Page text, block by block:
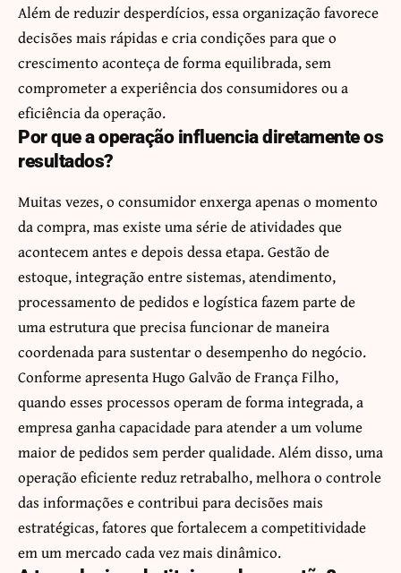
Além de reduzir desperdícios, essa organização favorece
decisões mais rápidas e cria condições para que o
crescimento aconteça de forma equilibrada, sem
comprometer a experiência dos consumidores ou a
eficiência da operação.
Por que a operação influencia diretamente os
resultados?
Muitas vezes, o consumidor enxerga apenas o momento
da compra, mas existe uma série de atividades que
acontecem antes e depois dessa etapa. Gestão de
estoque, integração entre sistemas, atendimento,
processamento de pedidos e logística fazem parte de
uma estrutura que precisa funcionar de maneira
coordenada para sustentar o desempenho do negócio.
Conforme apresenta Hugo Galvão de França Filho,
quando esses processos operam de forma integrada, a
empresa ganha capacidade para atender a um volume
maior de pedidos sem perder qualidade. Além disso, uma
operação eficiente reduz retrabalho, melhora o controle
das informações e contribui para decisões mais
estratégicas, fatores que fortalecem a competitividade
em um mercado cada vez mais dinâmico.